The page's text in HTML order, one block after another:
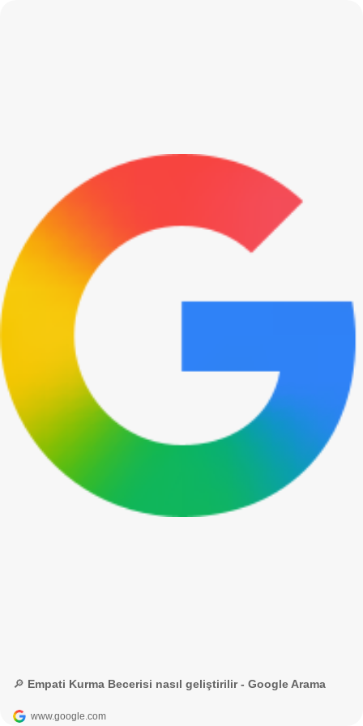
🔎 Empati Kurma Becerisi nasıl geliştirilir - Google Arama
www.google.com